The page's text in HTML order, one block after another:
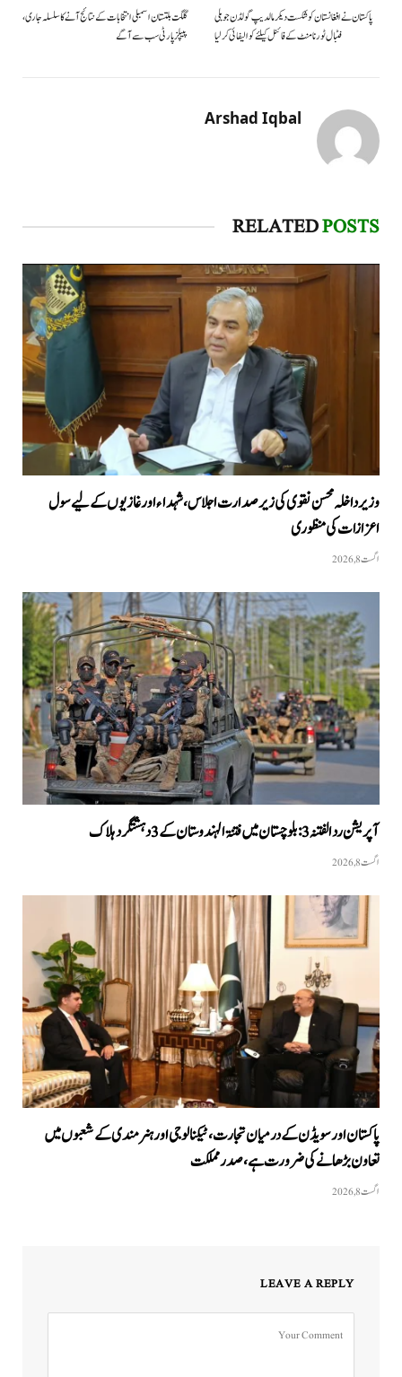
پاکستان نے افغانستان کو شکست دیکر مالدیپ گولڈن جوبلی
فٹبال ٹورنامنٹ کے فائنل کيلئے کواليفائی کرليا
گلگت بلتستان اسمبلی انتخابات کے نتائج آنے کا سلسلہ جاری،
پیپلزپارٹی سب سے آگے
Arshad Iqbal
RELATEDPOSTS
وزیرداخلہ محسن نقوی کی زیر صدارت اجلاس، شہداء اور غازیوں کے لیے سول
اعزازات کی منظوری
اگست 8, 2026
آپریشن رد الفتنہ 3: بلوچستان میں فتنۃ الہندوستان کے 3 دہشتگرد ہلاک
اگست 8, 2026
پاکستان اور سویڈن کے درمیان تجارت، ٹیکنالوجی اور ہنرمندی کے شعبوں میں
تعاون بڑھانے کی ضرورت ہے، صدر مملکت
اگست 8, 2026
LEAVE A REPLY